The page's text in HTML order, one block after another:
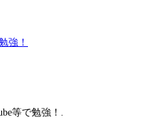
強！
等で勉強！.